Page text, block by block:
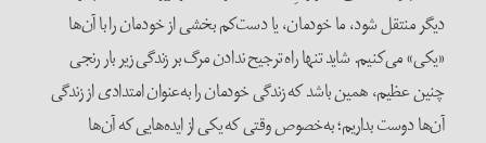
دیگر منتقل شود، ما خودمان، یا دست‌کم بخشی از خودمان را با آن‌ها
«یکی» می‌کنیم. شاید تنها راه ترجیح ندادن مرگ بر زندگی زیر بار رنجی
چنین عظیم، همین باشد که زندگی خودمان را به‌عنوان امتدادی از زندگی
آن‌ها دوست بداریم؛ به‌خصوص وقتی که یکی از ایده‌هایی که آن‌ها